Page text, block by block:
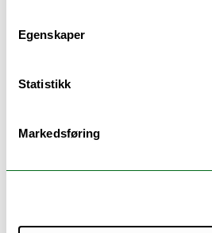
Egenskaper
Statistikk
Markedsføring
humaniora og
Unntatt offentlighet
humaniora og
Lena Abrahamsen